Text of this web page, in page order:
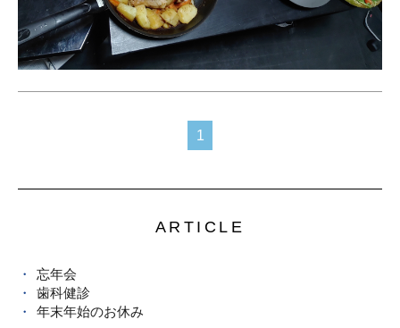
1
ARTICLE
忘年会
歯科健診
年末年始のお休み